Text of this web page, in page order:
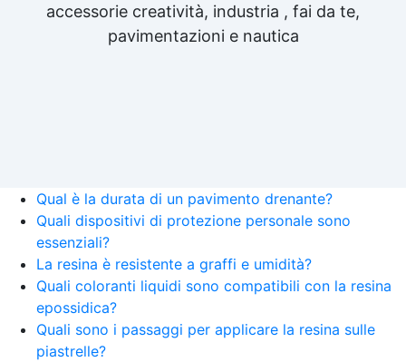
accessorie creatività, industria , fai da te,
pavimentazioni e nautica
Qual è la durata di un pavimento drenante?
Quali dispositivi di protezione personale sono
essenziali?
La resina è resistente a graffi e umidità?
Quali coloranti liquidi sono compatibili con la resina
epossidica?
Quali sono i passaggi per applicare la resina sulle
piastrelle?